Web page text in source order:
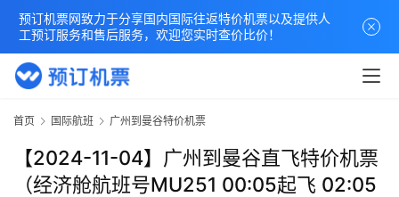
首页 国际航班 广州到曼谷特价机票
【2024-11-04】广州到曼谷直飞特价机票
（经济舱航班号MU251 00:05起飞 02:05
预订机票网致力于分享国内国际往返特价机票以及提供人
工预订服务和售后服务，欢迎您实时查价比价！